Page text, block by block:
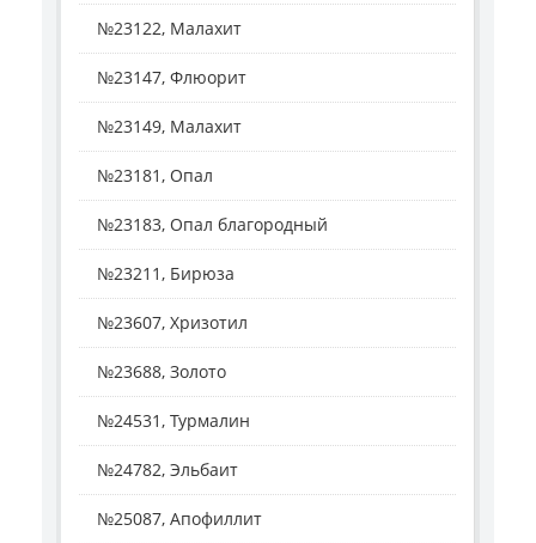
№23122, Малахит
№23147, Флюорит
№23149, Малахит
№23181, Опал
№23183, Опал благородный
№23211, Бирюза
№23607, Хризотил
№23688, Золото
№24531, Турмалин
№24782, Эльбаит
№25087, Апофиллит